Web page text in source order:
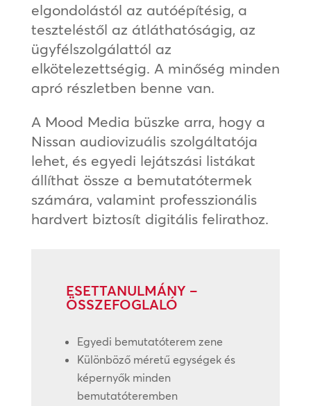
elgondolástól az autóépítésig, a
teszteléstől az átláthatóságig, az
ügyfélszolgálattól az
elkötelezettségig. A minőség minden
apró részletben benne van.
A Mood Media büszke arra, hogy a
Nissan audiovizuális szolgáltatója
lehet, és egyedi lejátszási listákat
állíthat össze a bemutatótermek
számára, valamint professzionális
hardvert biztosít digitális felirathoz.
ESETTANULMÁNY –
ÖSSZEFOGLALÓ
Egyedi bemutatóterem zene
Különböző méretű egységek és
képernyők minden
bemutatóteremben